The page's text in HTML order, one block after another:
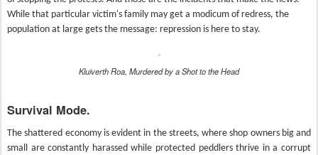
While that particular victim's family may get a modicum of redress, the
population at large gets the message: repression is here to stay.
Kluiverth Roa, Murdered by a Shot to the Head
Survival Mode.
The shattered economy is evident in the streets, where shop owners big and
small are constantly harassed while protected peddlers thrive in a corrupt